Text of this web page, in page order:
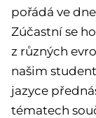
pořádá ve
Zúčastní se
z různých
našim
jazyce
tématech